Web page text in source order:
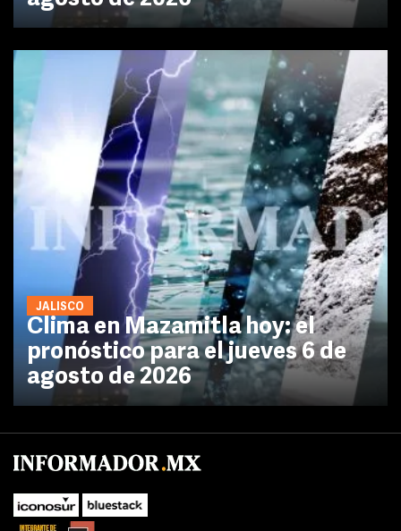
JALISCO
Clima en Mazamitla hoy: el
pronóstico para el jueves 6 de
agosto de 2026